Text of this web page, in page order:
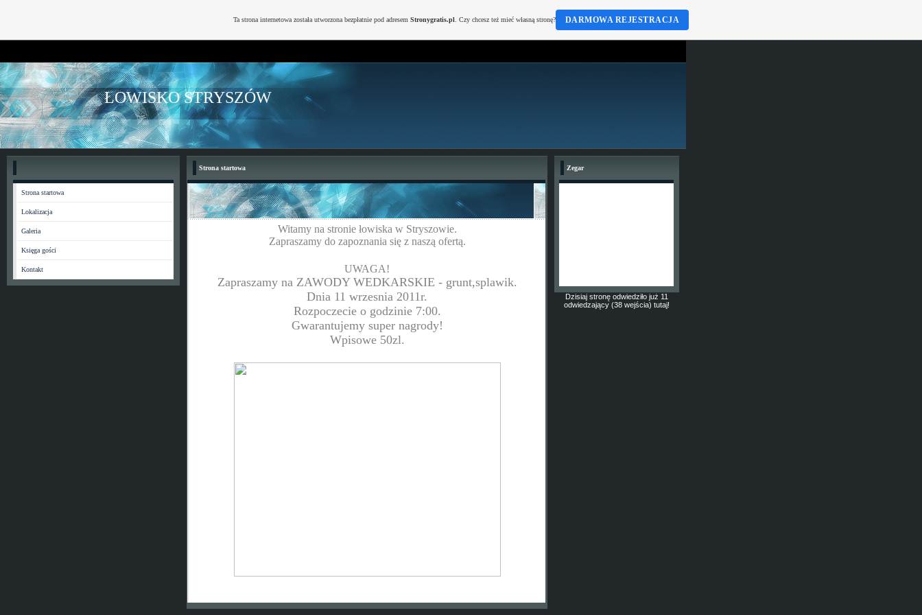
ŁOWISKO STRYSZÓW
Strona startowa
Lokalizacja
Galeria
Księga gości
Kontakt
Strona startowa
Witamy na stronie łowiska w Stryszowie.
Zapraszamy do zapoznania się z naszą ofertą.
UWAGA!
Zapraszamy na ZAWODY WEDKARSKIE - grunt,splawik.
Dnia 11 wrzesnia 2011r.
Rozpoczecie o godzinie 7:00.
Gwarantujemy super nagrody!
Wpisowe 50zl.
Zegar
Dzisiaj stronę odwiedziło już 11
odwiedzający (38 wejścia) tutaj!
Ta strona internetowa została utworzona bezpłatnie pod adresem Stronygratis.pl . Czy chcesz też mieć własną stronę? DARMOWA REJESTRACJA